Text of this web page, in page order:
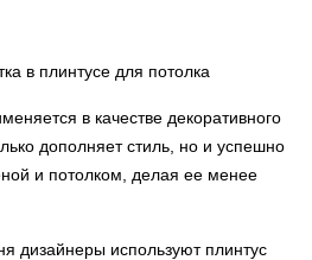
в качестве декоративного
дополняет стиль, но и успешно
и потолком, делая ее менее
дизайнеры используют плинтус